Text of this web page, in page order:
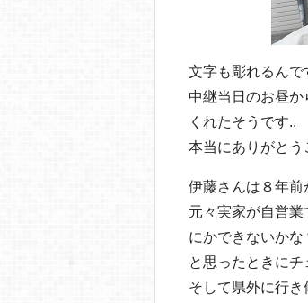
文字も彫れるんで
中継当日のお昼
くれたそうです..
本当にありがとう
伊藤さんは８年前
元々実家が自営
にかできないかな
と思ったときにチ
そして県外に行